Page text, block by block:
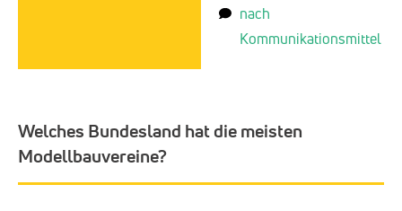
nach
Kommunikationsmittel
Welches Bundesland hat die meisten
Modellbauvereine?